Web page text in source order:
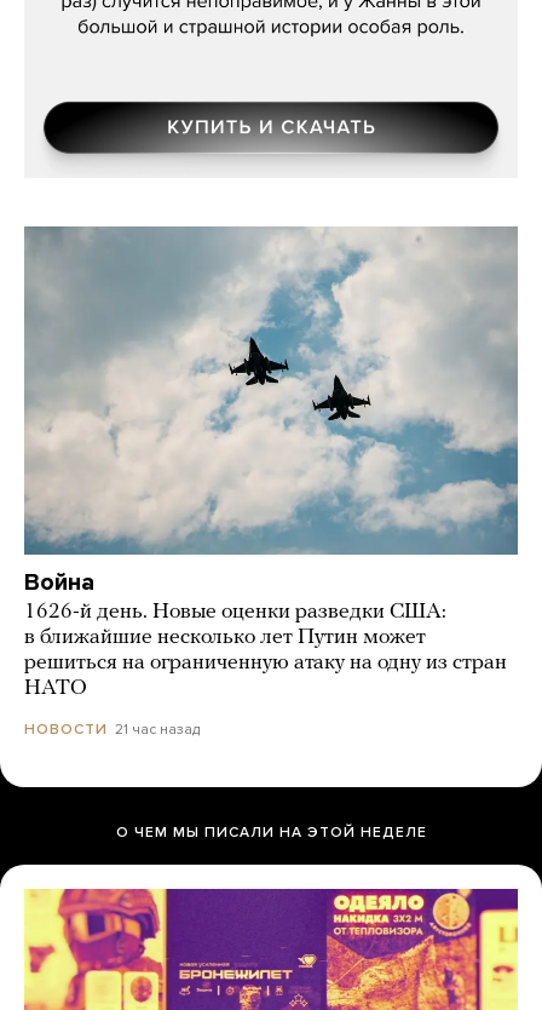
Война
1626-й день. Новые оценки разведки США:
в ближайшие несколько лет Путин может
решиться на ограниченную атаку на одну из стран
НАТО
НОВОСТИ 21 час назад
О ЧЕМ МЫ ПИСАЛИ НА ЭТОЙ НЕДЕЛЕ